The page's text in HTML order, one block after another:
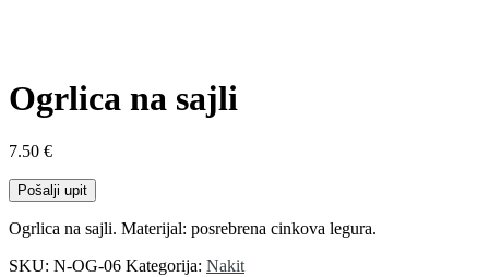
Ogrlica na sajli
7.50 €
Pošalji upit
Ogrlica na sajli. Materijal: posrebrena cinkova legura.
SKU: N-OG-06 Kategorija: Nakit